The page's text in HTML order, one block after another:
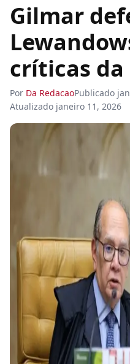
Gilmar
críticas da
Por Da RedacaoPublicado
Atualizado janeiro 11, 2026